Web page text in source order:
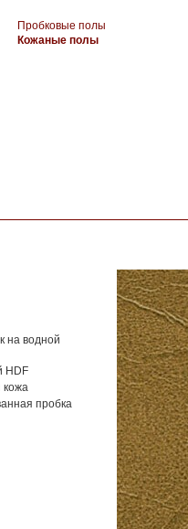
Пробковые полы
Кожаные полы
на водной
HDF
кожа
пробка